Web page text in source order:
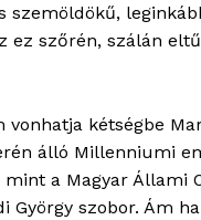
szemöldökű,
ez szőrén, szálán
vonhatja kétségbe
álló Millenniumi
a Magyar Állami
György szobor. Ám